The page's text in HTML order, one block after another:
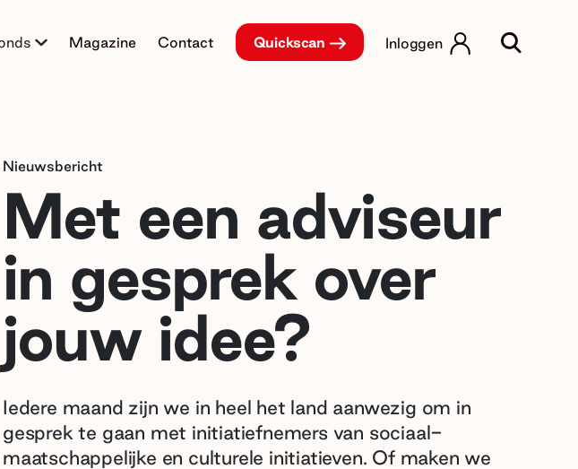
Magazine Contact Quickscan Inloggen
Nieuwsbericht
Met een adviseur
in gesprek over
jouw idee?
Iedere maand zijn we in heel het land aanwezig om in
gesprek te gaan met initiatiefnemers van sociaal-
maatschappelijke en culturele initiatieven. Of maken we